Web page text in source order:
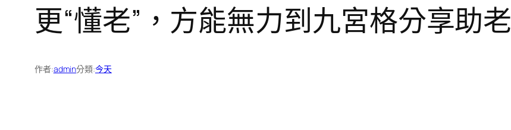
更“懂老”，方能無力到九宮格分享助老
作者:admin分類:今天